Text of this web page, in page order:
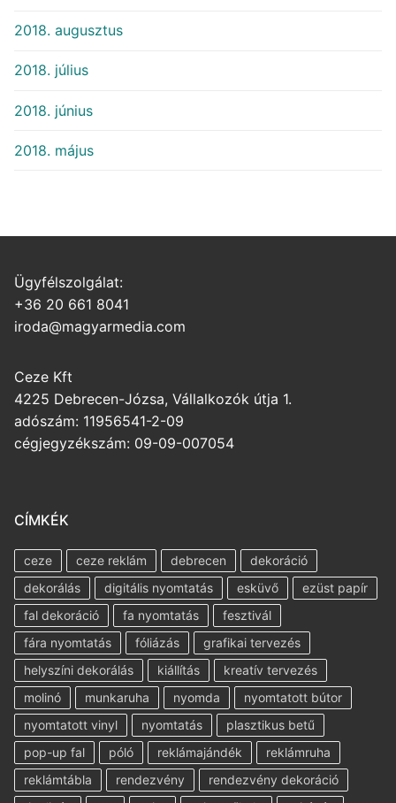
2018. augusztus
2018. július
2018. június
2018. május
Ügyfélszolgálat:
+36 20 661 8041
iroda@magyarmedia.com
Ceze Kft
4225 Debrecen-Józsa, Vállalkozók útja 1.
adószám: 11956541-2-09
cégjegyzékszám: 09-09-007054
CÍMKÉK
ceze ceze reklám debrecen
dekoráció
dekorálás
digitális nyomtatás esküvő
ezüst papír
fal dekoráció
fa nyomtatás
fesztivál
fára nyomtatás
fóliázás
grafikai tervezés
helyszíni dekorálás
kiállítás
kreatív tervezés
molinó
munkaruha nyomda
nyomtatott bútor
nyomtatott vinyl
nyomtatás
plasztikus betű
pop-up fal
póló reklámajándék
reklámruha
reklámtábla
rendezvény
rendezvény dekoráció